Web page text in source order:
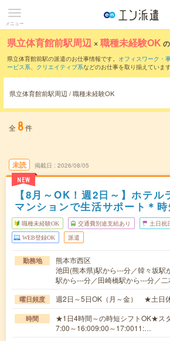
メニュー
県立体育館前駅周辺 ×職種未経験OK
県立体育館前駅の派遣のお仕事情報です。 オフィスワーク・
ービス系、 クリエイティブ系などのお仕事を取り揃えていま
県立体育館前駅周辺 / 職種未経験OK
全 8件
未読
NEW
掲載日 2026/08/05
【8月～OK！週2日～】ホテル
マンションで生活サポート＊
職種未経験OK 交通費別途支給あり 土日祝
WEB登録OK 派遣
勤務地
熊本市西区
池田(熊本県)駅から---分／韓々坂駅
駅から---分／田崎橋駅から---分／
曜日頻度 週2日～5日OK（月～金） ★土日
時間
★1日4時間～の時短シフトOK★ス
7:00～16:009:00～17:0011:…